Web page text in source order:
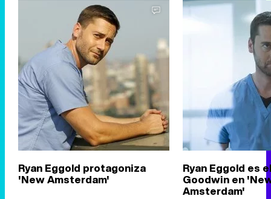
Ryan Eggold protagoniza
'New Amsterdam'
Ryan Eggold es
Goodwin en
Amsterdam'